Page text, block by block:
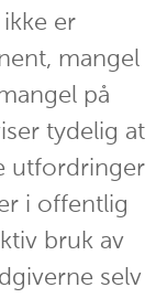
er
mangel
på
tydelig at
utfordringer
i offentlig
bruk av
selv